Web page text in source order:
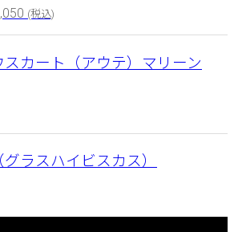
(税込)
スカート（アウテ）マリーン
ラスハイビスカス）